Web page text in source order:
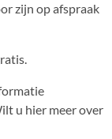
zijn op afspraak
u hier meer over